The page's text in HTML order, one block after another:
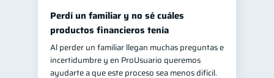
Perdí un familiar y no sé cuáles
productos financieros tenía
Al perder un familiar llegan muchas preguntas e
incertidumbre y en ProUsuario queremos
ayudarte a que este proceso sea menos difícil.